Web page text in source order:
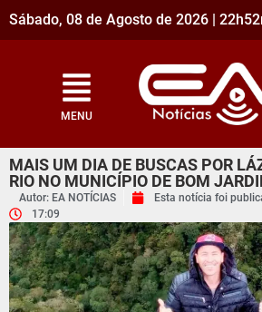
Sábado, 08 de Agosto de 2026 |
MENU
MAIS UM DIA DE BUSCAS POR
RIO NO MUNICÍPIO DE BOM
Autor: EA NOTÍCIAS Esta notícia foi
17:09